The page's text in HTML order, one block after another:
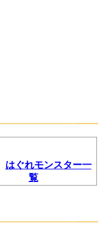
はぐれモンスター一
覧